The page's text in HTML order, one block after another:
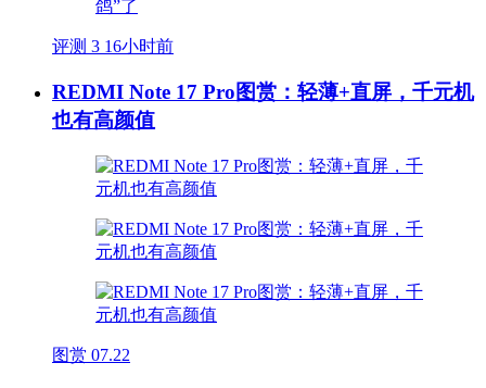
评测 3 16小时前
REDMI Note 17 Pro图赏：轻薄+直屏，千元机
也有高颜值
图赏 07.22